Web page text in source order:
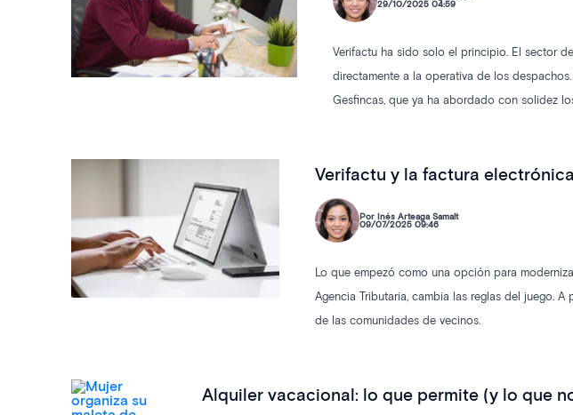
29/10/2025 04:59
Verifactu ha sido solo el principio. El sector
directamente a la operativa de los
Gesfincas, que ya ha abordado con solidez
Verifactu y la factura
Por Inés Arteaga Samalt
09/07/2025 09:46
Lo que empezó como una opción para
Agencia Tributaria, cambia las reglas del juego.
de las comunidades de vecinos.
Alquiler vacacional: lo que permite (y lo que